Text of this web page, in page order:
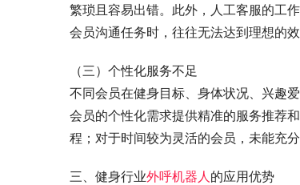
繁琐且容易出错。此外，人工客服的工
会员沟通任务时，往往无法达到理想的
（三）个性化服务不足
不同会员在健身目标、身体状况、兴趣
会员的个性化需求提供精准的服务推荐
程；对于时间较为灵活的会员，未能充
三、健身行业外呼机器人 的应用优势